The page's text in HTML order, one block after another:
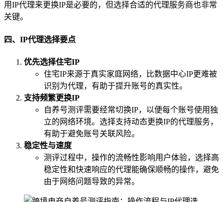
用IP代理来更换IP是必要的，但选择合适的代理服务商也非常
关键。
四、IP代理选择要点
优先选择住宅IP
住宅IP来源于真实家庭网络，比数据中心IP更难被
识别为代理，有助于提升账号的真实性。
支持频繁更换IP
自养号测评需要经常切换IP，以便每个账号使用独
立的网络环境。选择支持动态更换IP的代理服务，
有助于避免账号关联风险。
稳定性与速度
测评过程中，操作的流畅性影响用户体验，选择高
稳定性和快速响应的代理能确保顺畅的操作，避免
由于网络问题导致的异常。